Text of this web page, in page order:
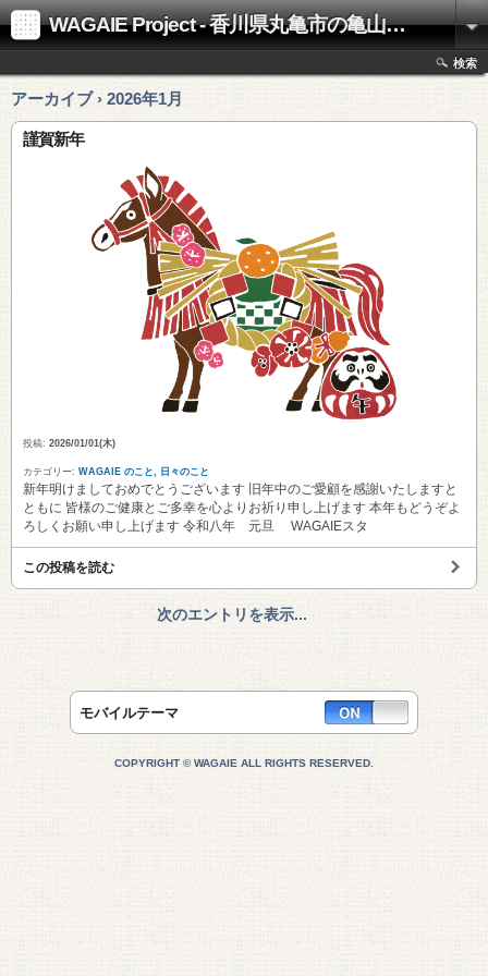
WAGAIE Project - 香川県丸亀市の亀山工務店
検索
アーカイブ › 2026年1月
謹賀新年
投稿: 2026/01/01(木)
カテゴリー: WAGAIE のこと 日々のこと
新年明けましておめでとうございます 旧年中のご愛顧を感謝いたしますと
ともに 皆様のご健康とご多幸を心よりお祈り申し上げます 本年もどうぞよ
ろしくお願い申し上げます 令和八年 元旦 WAGAIEスタ
この投稿を読む
次のエントリを表示...
モバイルテーマ
COPYRIGHT © WAGAIE ALL RIGHTS RESERVED.